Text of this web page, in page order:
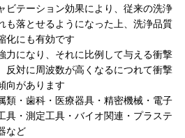
ビテーション効果により、従来の洗浄
も落とせるようになった上、洗浄品質
化にも有効です
力になり、それに比例して与える衝撃
反対に周波数が高くなるにつれて衝撃
向があります
類・歯科・医療器具・精密機械・電子
具・測定工具・バイオ関連・プラステ
など